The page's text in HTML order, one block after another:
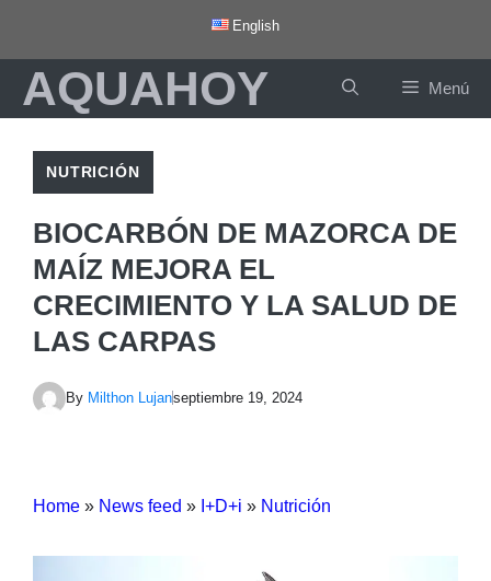
contenido
English
AQUAHOY Menú
NUTRICIÓN
BIOCARBÓN DE MAZORCA DE
MAÍZ MEJORA EL
CRECIMIENTO Y LA SALUD DE
LAS CARPAS
By Milthon Lujanseptiembre 19, 2024
Home » News feed » I+D+i » Nutrición